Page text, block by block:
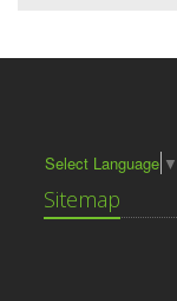
Select Language ▼
Sitemap